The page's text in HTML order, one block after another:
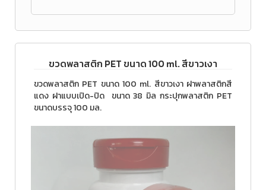
ขวดพลาสติก PET ขนาด 100 ml. สีขาวเงา
ขวดพลาสติก PET ขนาด 100 ml. สีขาวเงา ฝาพลาสติกสี
แดง ฝาแบบเปิด-ปิด ขนาด 38 มิล กระปุกพลาสติก PET
ขนาดบรรจุ 100 มล.